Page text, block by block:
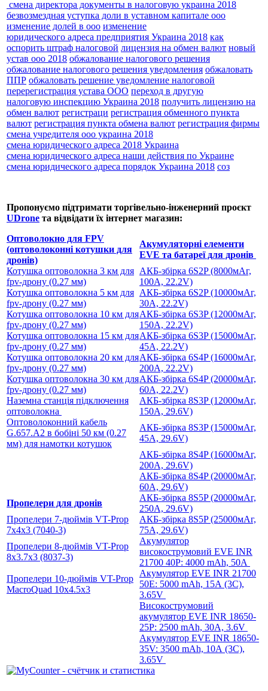
смена директора документы в налоговую украина 2018
безвозмездная уступка доли в уставном капитале ооо
изменение долей в ооо изменение
юридического адреса предприятия Украина 2018 как
оспорить штраф налоговой лицензия на обмен валют новый
устав ооо 2018 обжалование налогового решения
обжалование налогового решения уведомления обжаловать
ППР обжаловать решение уведомление налоговой
перерегистрация устава ООО переход в другую
налоговую инспекцию Украина 2018 получить лицензию на
обмен валют регистраци регистрация обменного пункта
валют регистрация пункта обмена валют регистрация фирмы
смена учредителя ооо украина 2018
смена юридического адреса 2018 Украина
смена юридического адреса наши действия по Украине
смена юридического адреса порядок Украина 2018 соз
Пропонуємо підтримати торгівельно-інженерний проєкт
UDrone та відвідати їх інтернет магазин:
Оптоволокно для FPV
(оптоволоконні котушки для
дронів)
Акумуляторні елементи
EVE та батареї для дронів
Котушка оптоволокна 3 км для
fpv-дрону (0.27 мм)
АКБ-збірка 6S2P (8000мАг,
100А, 22.2V)
Котушка оптоволокна 5 км для
fpv-дрону (0.27 мм)
АКБ-збірка 6S2P (10000мАг,
30А, 22.2V)
Котушка оптоволокна 10 км для
fpv-дрону (0.27 мм)
АКБ-збірка 6S3P (12000мАг,
150А, 22.2V)
Котушка оптоволокна 15 км для
fpv-дрону (0.27 мм)
АКБ-збірка 6S3P (15000мАг,
45А, 22.2V)
Котушка оптоволокна 20 км для
fpv-дрону (0.27 мм)
АКБ-збірка 6S4P (16000мАг,
200А, 22.2V)
Котушка оптоволокна 30 км для
fpv-дрону (0.27 мм)
АКБ-збірка 6S4P (20000мАг,
60А, 22.2V)
Наземна станція підключення
оптоволокна
АКБ-збірка 8S3P (12000мАг,
150А, 29.6V)
Оптоволоконний кабель
G.657.A2 в бобіні 50 км (0.27
мм) для намотки котушок
АКБ-збірка 8S3P (15000мАг,
45А, 29.6V)
АКБ-збірка 8S4P (16000мАг,
200А, 29.6V)
АКБ-збірка 8S4P (20000мАг,
60А, 29.6V)
Пропелери для дронів
АКБ-збірка 8S5P (20000мАг,
250А, 29.6V)
Пропелери 7-дюймів VT-Prop
7x4x3 (7040-3)
АКБ-збірка 8S5P (25000мАг,
75А, 29.6V)
Пропелери 8-дюймів VT-Prop
8x3.7x3 (8037-3)
Акумулятор
високострумовий EVE INR
21700 40P: 4000 mAh, 50А
Пропелери 10-дюймів VT-Prop
MacroQuad 10х4.5х3
Акумулятор EVE INR 21700
50Е: 5000 mAh, 15А (3С),
3.65V
Високострумовий
акумулятор EVE INR 18650-
25P: 2500 mAh, 30А, 3.6V
Акумулятор EVE INR 18650-
35V: 3500 mAh, 10А (3C),
3.65V